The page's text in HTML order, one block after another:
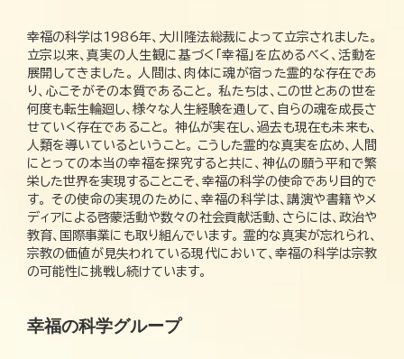
幸福の科学は1986年、大川隆法総裁によって立宗されました。
立宗以来、真実の人生観に基づく「幸福」を広めるべく、活動を
展開してきました。 人間は、肉体に魂が宿った霊的な存在であ
り、心こそがその本質であること。 私たちは、この世とあの世を
何度も転生輪廻し、様々な人生経験を通して、自らの魂を成長さ
せていく存在であること。 神仏が実在し、過去も現在も未来も、
人類を導いているということ。 こうした霊的な真実を広め、人間
にとっての本当の幸福を探究すると共に、神仏の願う平和で繁
栄した世界を実現することこそ、幸福の科学の使命であり目的で
す。 その使命の実現のために、幸福の科学は、講演や書籍やメ
ディアによる啓蒙活動や数々の社会貢献活動、さらには、政治や
教育、国際事業にも取り組んでいます。 霊的な真実が忘れられ、
宗教の価値が見失われている現代において、幸福の科学は宗教
の可能性に挑戦し続けています。
幸福の科学グループ